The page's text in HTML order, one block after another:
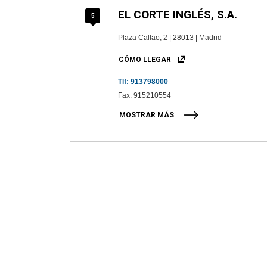
5 EL CORTE INGLÉS, S.A.
Plaza Callao, 2 | 28013 | Madrid
CÓMO LLEGAR
Tlf: 913798000
Fax: 915210554
MOSTRAR MÁS